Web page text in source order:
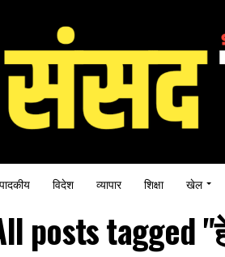
विदेश व्यापार शिक्षा खेल
posts tagged